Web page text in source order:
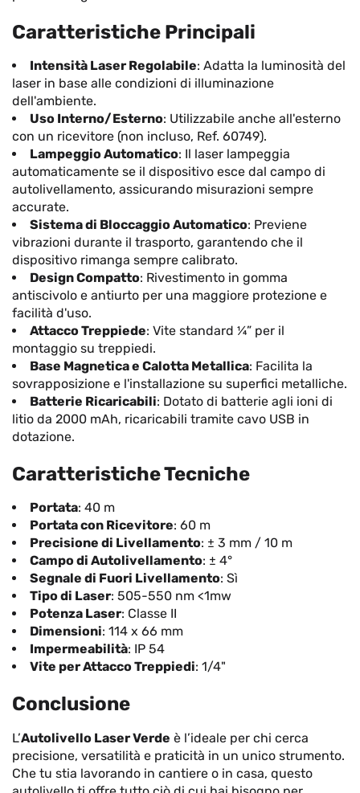
Caratteristiche Principali
Intensità Laser Regolabile: Adatta la luminosità del
laser in base alle condizioni di illuminazione
dell'ambiente.
Uso Interno/Esterno: Utilizzabile anche all'esterno
con un ricevitore (non incluso, Ref. 60749).
Lampeggio Automatico: Il laser lampeggia
automaticamente se il dispositivo esce dal campo di
autolivellamento, assicurando misurazioni sempre
accurate.
Sistema di Bloccaggio Automatico: Previene
vibrazioni durante il trasporto, garantendo che il
dispositivo rimanga sempre calibrato.
Design Compatto: Rivestimento in gomma
antiscivolo e antiurto per una maggiore protezione e
facilità d'uso.
Attacco Treppiede: Vite standard ¼” per il
montaggio su treppiedi.
Base Magnetica e Calotta Metallica: Facilita la
sovrapposizione e l'installazione su superfici metalliche.
Batterie Ricaricabili: Dotato di batterie agli ioni di
litio da 2000 mAh, ricaricabili tramite cavo USB in
dotazione.
Caratteristiche Tecniche
Portata: 40 m
Portata con Ricevitore: 60 m
Precisione di Livellamento: ± 3 mm / 10 m
Campo di Autolivellamento: ± 4°
Segnale di Fuori Livellamento: Sì
Tipo di Laser: 505-550 nm <1mw
Potenza Laser: Classe II
Dimensioni: 114 x 66 mm
Impermeabilità: IP 54
Vite per Attacco Treppiedi: 1/4"
Conclusione
L’Autolivello Laser Verde è l’ideale per chi cerca
precisione, versatilità e praticità in un unico strumento.
Che tu stia lavorando in cantiere o in casa, questo